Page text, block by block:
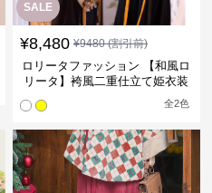
SALE
¥8,480 ¥9480(割引前)
ロリータファッション 【和風ロ
リータ】袴風二重仕立て姫衣装
全2色